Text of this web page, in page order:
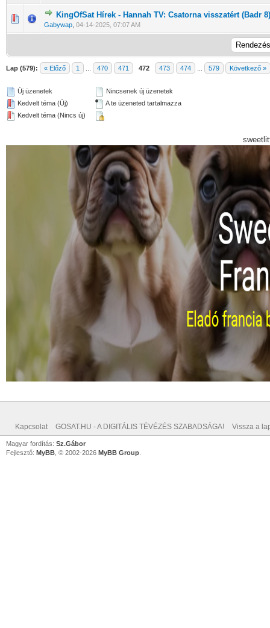
KingOfSat Hírek - Hannah TV: Csatorna visszatért (Badr 8)
Gabywap 04-14-2025, 07:07 AM
0 Szavazat - 0 / 5 átlagban
12345
Lap (579): « Előző 1 470 471 472 473 474 579 Következő »
Új üzenetek
Kedvelt téma (Új)
Kedvelt téma (Nincs új)
Nincsenek új üzenetek
A te üzeneted tartalmazza
Kapcsolat GOSAT.HU - A DIGITÁLIS TÉVÉZÉS SZABADSÁGA! Vissza a
Magyar fordítás: Sz.Gábor
Fejlesztő: MyBB , © 2002-2026 MyBB Group